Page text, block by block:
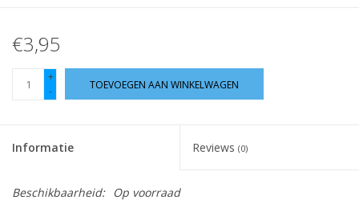
€3,95
+
-
TOEVOEGEN AAN WINKELWAGEN
Informatie Reviews (0)
Beschikbaarheid:
Op voorraad